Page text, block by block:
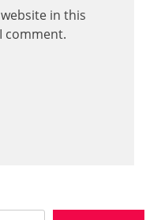
in this
comment.